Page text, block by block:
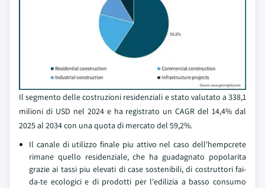
Il segmento delle costruzioni residenziali e stato valutato a 338,1
milioni di USD nel 2024 e ha registrato un CAGR del 14,4% dal
2025 al 2034 con una quota di mercato del 59,2%.
Il canale di utilizzo finale piu attivo nel caso dell'hempcrete
rimane quello residenziale, che ha guadagnato popolarita
grazie ai tassi piu elevati di case sostenibili, di costruttori fai-
da-te ecologici e di prodotti per l'edilizia a basso consumo